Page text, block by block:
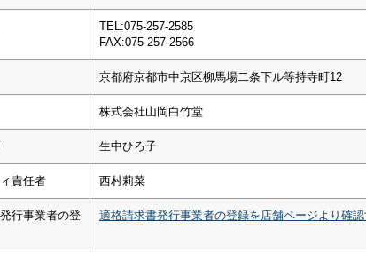
TEL:075-257-2585
FAX:075-257-2566
京都府京都市中京区柳馬場二条下ル等持寺町12
株式会社山岡白竹堂
生中ひろ子
責任者 西村莉菜
行事業者の登
適格請求書発行事業者の登録を店舗ページより確認